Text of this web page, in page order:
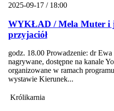
2025-09-17 / 18:00
WYKŁAD / Mela Muter i
przyjaciół
godz. 18.00 Prowadzenie: dr
nagrywane, dostępne na kanale
organizowane w ramach
wystawie Kierunek...
Królikarnia